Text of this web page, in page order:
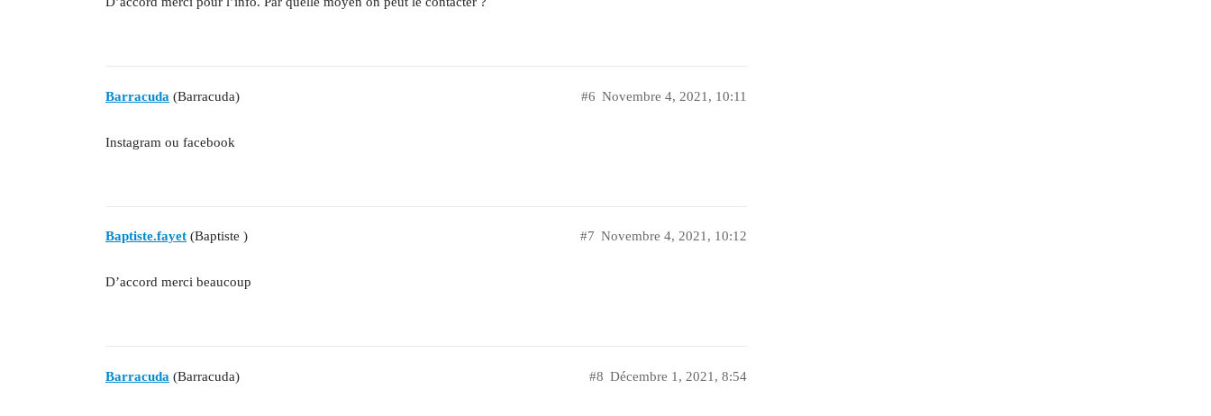
Barracuda (Barracuda) Novembre 4, 2021, 10:11
#6
Instagram ou facebook
Baptiste.fayet (Baptiste ) Novembre 4, 2021, 10:12
#7
D’accord merci beaucoup
Barracuda (Barracuda) Décembre 1, 2021, 8:54
#8